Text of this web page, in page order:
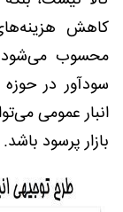
کاهش
محسوب می‌شود.
سودآور در
انبار عمومی
بازار پرسود باشد.